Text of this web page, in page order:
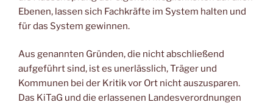
Ebenen, lassen sich Fachkräfte im System halten und
für das System gewinnen.
Aus genannten Gründen, die nicht abschließend
aufgeführt sind, ist es unerlässlich, Träger und
Kommunen bei der Kritik vor Ort nicht auszusparen.
Das KiTaG und die erlassenen Landesverordnungen